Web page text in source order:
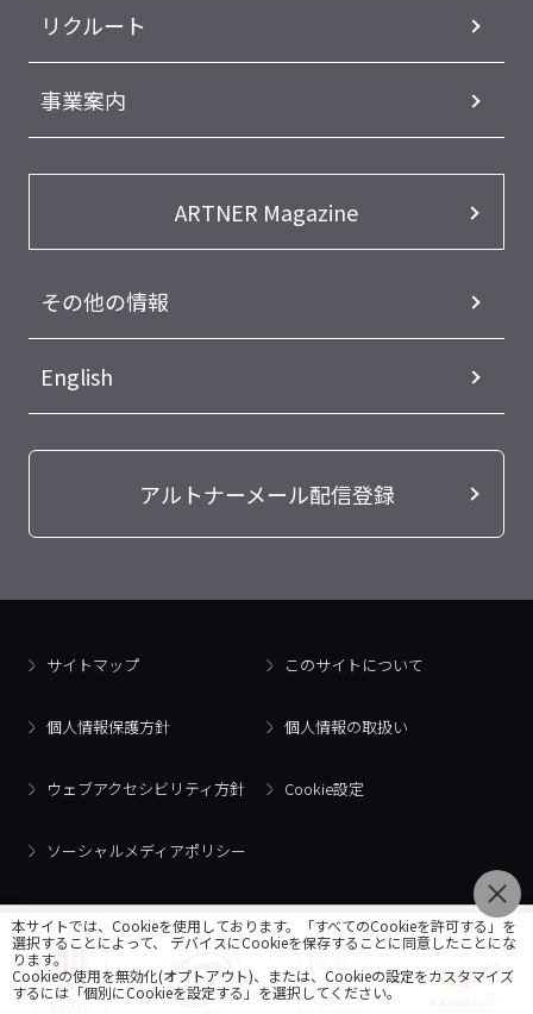
リクルート
事業案内
ARTNER Magazine
その他の情報
English
アルトナーメール配信登録
サイトマップ このサイトについて
個人情報保護方針 個人情報の取扱い
ウェブアクセシビリティ方針 Cookie設定
ソーシャルメディアポリシー
本サイトでは、Cookieを使用しております。「すべてのCookieを許可する」を
選択することによって、 デバイスにCookieを保存することに同意したことにな
ります。
Cookieの使用を無効化(オプトアウト)、または、Cookieの設定をカスタマイズ
するには「個別にCookieを設定する」を選択してください。